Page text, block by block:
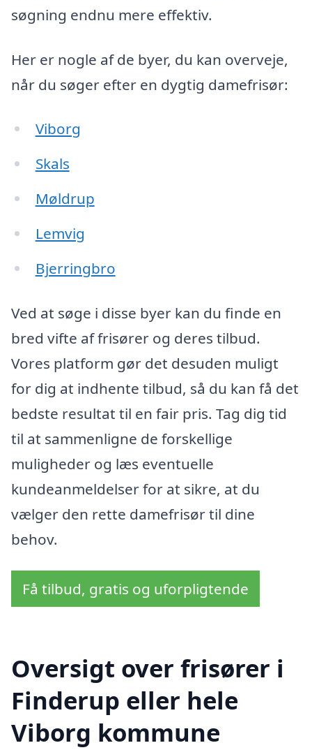
søgning endnu mere effektiv.
Her er nogle af de byer, du kan overveje,
når du søger efter en dygtig damefrisør:
Viborg
Skals
Møldrup
Lemvig
Bjerringbro
Ved at søge i disse byer kan du finde en
bred vifte af frisører og deres tilbud.
Vores platform gør det desuden muligt
for dig at indhente tilbud, så du kan få det
bedste resultat til en fair pris. Tag dig tid
til at sammenligne de forskellige
muligheder og læs eventuelle
kundeanmeldelser for at sikre, at du
vælger den rette damefrisør til dine
behov.
Få tilbud, gratis og uforpligtende
Oversigt over frisører i
Finderup eller hele
Viborg kommune